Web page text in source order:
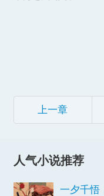
上一章
人气小说推荐
一夕千悟